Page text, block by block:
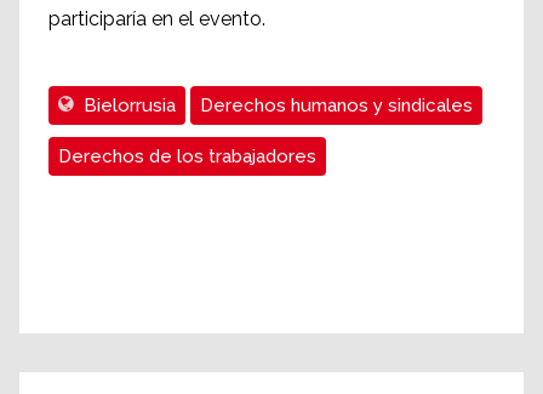
participaría en el evento.
Bielorrusia Derechos humanos y sindicales
Derechos de los trabajadores